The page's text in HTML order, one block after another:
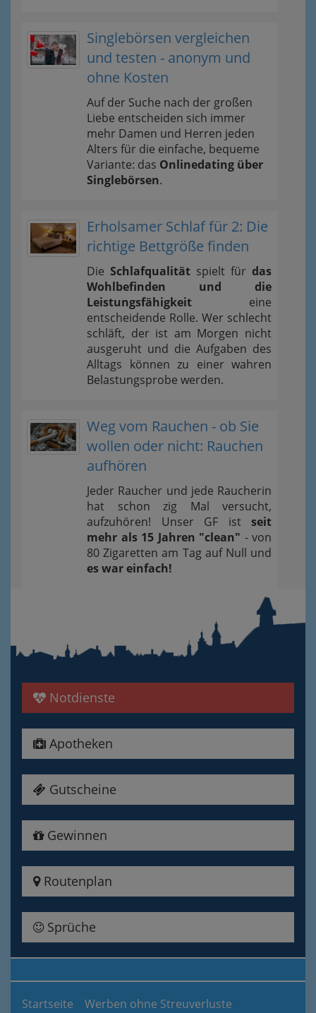
Singlebörsen vergleichen
und testen - anonym und
ohne Kosten
Auf der Suche nach der großen
Liebe entscheiden sich immer
mehr Damen und Herren jeden
Alters für die einfache, bequeme
Variante: das Onlinedating über
Singlebörsen.
Erholsamer Schlaf für 2: Die
richtige Bettgröße finden
Die Schlafqualität spielt für das
Wohlbefinden und die
Leistungsfähigkeit eine
entscheidende Rolle. Wer schlecht
schläft, der ist am Morgen nicht
ausgeruht und die Aufgaben des
Alltags können zu einer wahren
Belastungsprobe werden.
Weg vom Rauchen - ob Sie
wollen oder nicht: Rauchen
aufhören
Jeder Raucher und jede Raucherin
hat schon zig Mal versucht,
aufzuhören! Unser GF ist seit
mehr als 15 Jahren "clean" - von
80 Zigaretten am Tag auf Null und
es war einfach!
Notdienste
Apotheken
Gutscheine
Gewinnen
Routenplan
Sprüche
Startseite Werben ohne Streuverluste